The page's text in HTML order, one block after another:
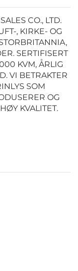
CO., LTD.
, KIRKE- OG
SERTIFISERT
KVM, ÅRLIG
VI BETRAKTER
SOM
OG
KVALITET.